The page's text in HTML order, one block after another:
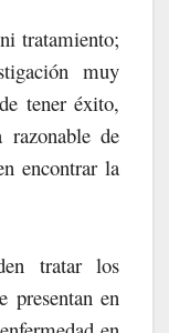
tratamiento;
muy
tener éxito,
razonable de
encontrar la
tratar los
presentan en